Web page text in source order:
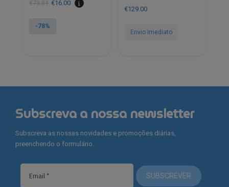
€73.31 €16.00
-78%
options
may
be
the
€129.00
Envio Imediato
Subscreva a nossa newsletter
Subscreva as nossas novidades e promoções diárias,
preenchendo o formulário.
SUBSCREVER